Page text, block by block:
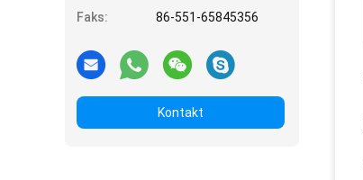
Faks:
86-551-65845356
Kontakt